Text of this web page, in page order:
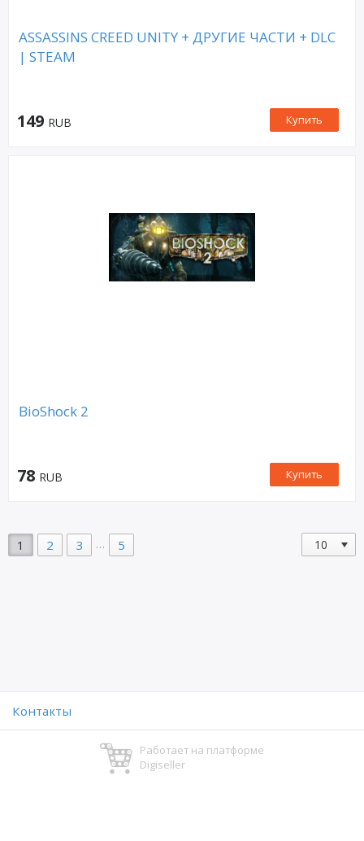
ASSASSINS CREED UNITY + ДРУГИЕ ЧАСТИ + DLC
| STEAM
149 RUB Купить
BioShock 2
78 RUB Купить
1 2 3 … 5
Контакты
Работает на платформе
Digiseller